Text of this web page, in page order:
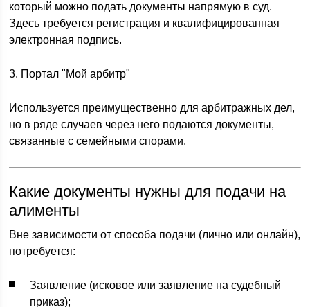
который можно подать документы напрямую в суд.
Здесь требуется регистрация и квалифицированная
электронная подпись.
3. Портал "Мой арбитр"
Используется преимущественно для арбитражных дел,
но в ряде случаев через него подаются документы,
связанные с семейными спорами.
Какие документы нужны для подачи на
алименты
Вне зависимости от способа подачи (лично или онлайн),
потребуется:
Заявление (исковое или заявление на судебный
приказ);